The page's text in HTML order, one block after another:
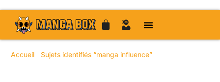
Accueil Sujets identifiés “manga influence”